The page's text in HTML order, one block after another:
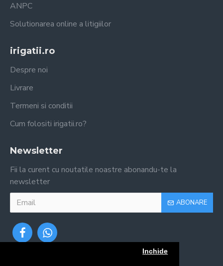
Inchide
ANPC
Solutionarea online a litigiilor
irigatii.ro
Despre noi
Livrare
Termeni si conditii
Cum folositi irigatii.ro?
Newsletter
Fii la curent cu noutatile noastre abonandu-te la
newsletter
ABONARE